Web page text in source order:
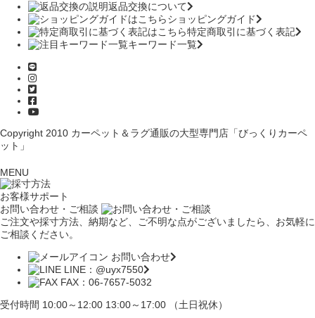
返品交換について
ショッピングガイド
特定商取引に基づく表記
キーワード一覧
Copyright 2010 カーペット＆ラグ通販の大型専門店「びっくりカーペ
ット」
MENU
お客様サポート
お問い合わせ・ご相談
ご注文や採寸方法、納期など、ご不明な点がございましたら、お気軽に
ご相談ください。
お問い合わせ
LINE：@uyx7550
FAX：06-7657-5032
受付時間 10:00～12:00 13:00～17:00 （土日祝休）